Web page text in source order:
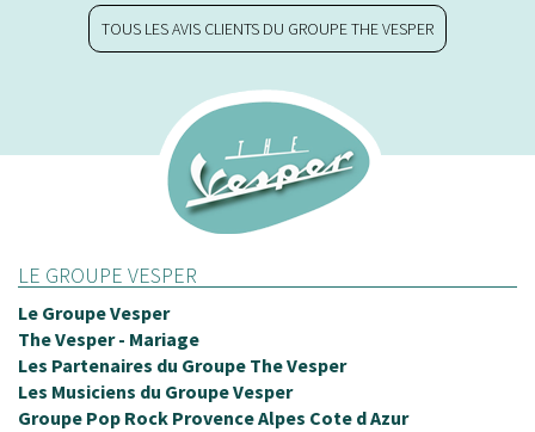
TOUS LES AVIS CLIENTS DU GROUPE THE VESPER
LE GROUPE VESPER
Le Groupe Vesper
The Vesper - Mariage
Les Partenaires du Groupe The Vesper
Les Musiciens du Groupe Vesper
Groupe Pop Rock Provence Alpes Cote d Azur